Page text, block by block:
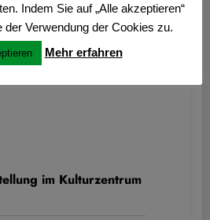
im Kulturzentrum
Indem Sie auf „Alle akzeptieren“
Verwendung der Cookies zu.
Mehr erfahren